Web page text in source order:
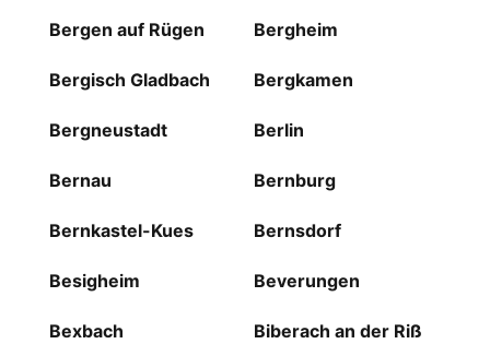
Bergen auf Rügen Bergheim
Bergisch Gladbach Bergkamen
Bergneustadt Berlin
Bernau Bernburg
Bernkastel-Kues Bernsdorf
Besigheim Beverungen
Bexbach Biberach an der Riß